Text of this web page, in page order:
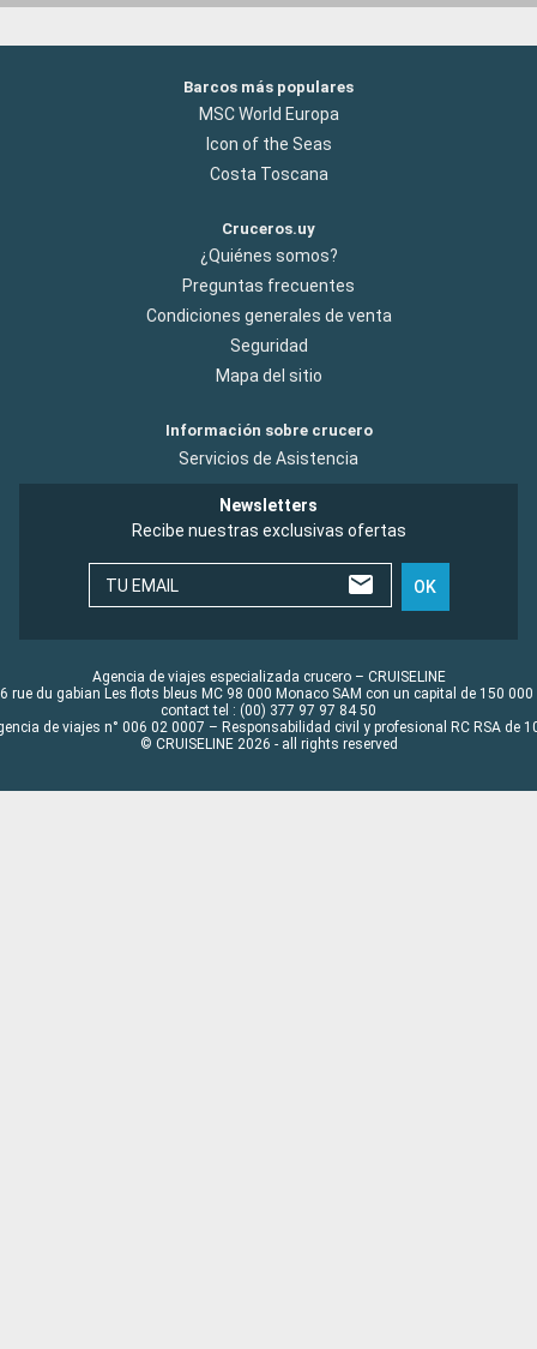
Barcos más populares
MSC World Europa
Icon of the Seas
Costa Toscana
Cruceros.uy
¿Quiénes somos?
Preguntas frecuentes
Condiciones generales de venta
Seguridad
Mapa del sitio
Información sobre crucero
Servicios de Asistencia
Newsletters
Recibe nuestras exclusivas ofertas
TU EMAIL OK
Agencia de viajes especializada crucero – CRUISELINE
rue du gabian Les flots bleus MC 98 000 Monaco SAM con un capital de 150 000
contact tel : (00) 377 97 97 84 50
de viajes n° 006 02 0007 – Responsabilidad civil y profesional RC RSA de
© CRUISELINE 2026 - all rights reserved